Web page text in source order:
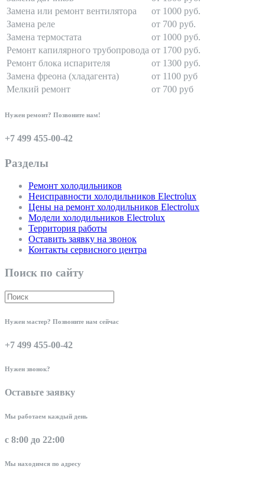
Замена или ремонт вентилятора
от 1000 руб.
Замена реле
от 700 руб.
Замена термостата
от 1000 руб.
Ремонт капилярного трубопровода от 1700 руб.
Ремонт блока испарителя
от 1300 руб.
Замена фреона (хладагента)
от 1100 руб
Мелкий ремонт
от 700 руб
Нужен ремонт? Позвоните нам!
+7 499 455-00-42
Разделы
Ремонт холодильников
Неисправности холодильников Electrolux
Цены на ремонт холодильников Electrolux
Модели холодильников Electrolux
Территория работы
Оставить заявку на звонок
Контакты сервисного центра
Поиск по сайту
Нужен мастер? Позвоните нам сейчас
+7 499 455-00-42
Нужен звонок?
Оставьте заявку
Мы работаем каждый день
с 8:00 до 22:00
Мы находимся по адресу